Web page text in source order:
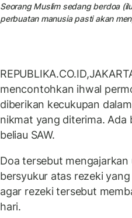
Seorang Muslim sedang berdoa
perbuatan manusia pasti akan
mencontohkan ihwal
diberikan kecukupan
nikmat yang diterima.
beliau SAW.
Doa tersebut
bersyukur atas rezeki
agar rezeki tersebut
hari.